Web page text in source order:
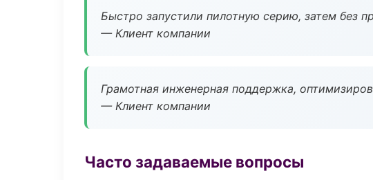
Быстро запустили пилотную серию, затем без
— Клиент компании
Грамотная инженерная поддержка,
— Клиент компании
Часто задаваемые вопросы